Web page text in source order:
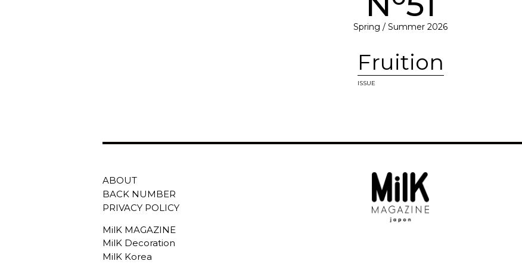
Spring / Summer 2026
Fruition
ISSUE
ABOUT
BACK NUMBER
PRIVACY POLICY
MilK MAGAZINE
MilK Decoration
MilK Korea